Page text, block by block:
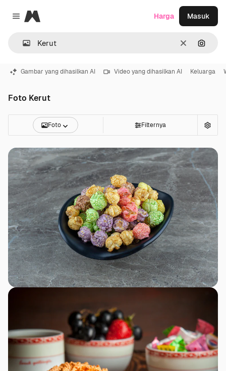
Close menu
Magnific
Jernih
Harga Masuk
Gambar yang dihasilkan AI Video yang dihasilkan AI Keluarga
Foto Kerut
Foto Filternya